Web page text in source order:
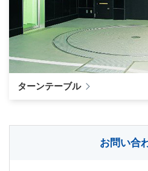
ターンテーブル
お問い合